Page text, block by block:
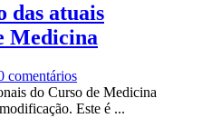
das atuais
Medicina
comentários
do Curso de Medicina
Este é ...